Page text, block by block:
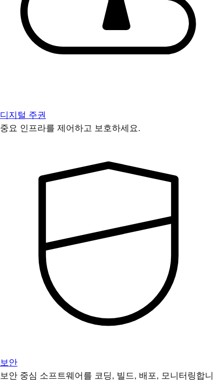
디지털 주권
중요 인프라를 제어하고 보호하세요.
보안
보안 중심 소프트웨어를 코딩, 빌드, 배포, 모니터링합니